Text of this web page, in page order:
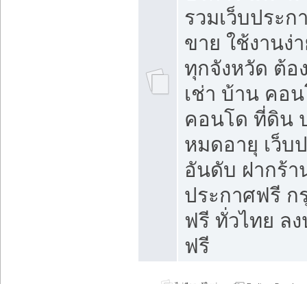
รวมเว็บประก
ขาย ใช้งานง่
ทุกจังหวัด ต้อ
เช่า บ้าน คอ
คอนโด ที่ดิน
หมดอายุ เว็บ
อันดับ ฝากร้า
ประกาศฟรี ก
ฟรี ทั่วไทย ล
ฟรี